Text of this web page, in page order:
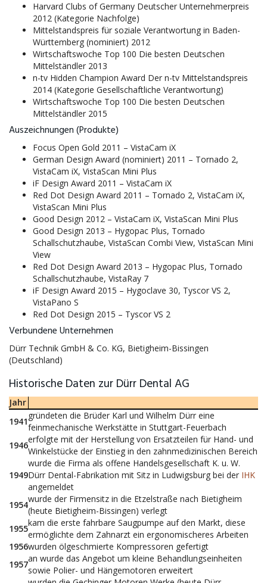
Harvard Clubs of Germany Deutscher Unternehmerpreis
2012 (Kategorie Nachfolge)
Mittelstandspreis für soziale Verantwortung in Baden-
Württemberg (nominiert) 2012
Wirtschaftswoche Top 100 Die besten Deutschen
Mittelständler 2013
n-tv Hidden Champion Award Der n-tv Mittelstandspreis
2014 (Kategorie Gesellschaftliche Verantwortung)
Wirtschaftswoche Top 100 Die besten Deutschen
Mittelständler 2015
Auszeichnungen (Produkte)
Focus Open Gold 2011 – VistaCam iX
German Design Award (nominiert) 2011 – Tornado 2,
VistaCam iX, VistaScan Mini Plus
iF Design Award 2011 – VistaCam iX
Red Dot Design Award 2011 – Tornado 2, VistaCam iX,
VistaScan Mini Plus
Good Design 2012 – VistaCam iX, VistaScan Mini Plus
Good Design 2013 – Hygopac Plus, Tornado
Schallschutzhaube, VistaScan Combi View, VistaScan Mini
View
Red Dot Design Award 2013 – Hygopac Plus, Tornado
Schallschutzhaube, VistaRay 7
iF Design Award 2015 – Hygoclave 30, Tyscor VS 2,
VistaPano S
Red Dot Design 2015 – Tyscor VS 2
Verbundene Unternehmen
Dürr Technik GmbH & Co. KG, Bietigheim-Bissingen
(Deutschland)
Historische Daten zur Dürr Dental AG
Jahr
1941
gründeten die Brüder Karl und Wilhelm Dürr eine
feinmechanische Werkstätte in Stuttgart-Feuerbach
1946
erfolgte mit der Herstellung von Ersatzteilen für Hand- und
Winkelstücke der Einstieg in den zahnmedizinischen Bereich
1949
wurde die Firma als offene Handelsgesellschaft K. u. W.
Dürr Dental-Fabrikation mit Sitz in Ludwigsburg bei der IHK
angemeldet
1954
wurde der Firmensitz in die Etzelstraße nach Bietigheim
(heute Bietigheim-Bissingen) verlegt
1955
kam die erste fahrbare Saugpumpe auf den Markt, diese
ermöglichte dem Zahnarzt ein ergonomischeres Arbeiten
1956wurden ölgeschmierte Kompressoren gefertigt
1957
an wurde das Angebot um kleine Behandlungseinheiten
sowie Polier- und Hängemotoren erweitert